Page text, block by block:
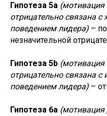
Гипотеза 5a (мотивация
отрицательно связана
поведением лидера) –
незначительной
Гипотеза 5b (мотивация
отрицательно связана
поведением лидера) –
Гипотеза 6a (мотивация